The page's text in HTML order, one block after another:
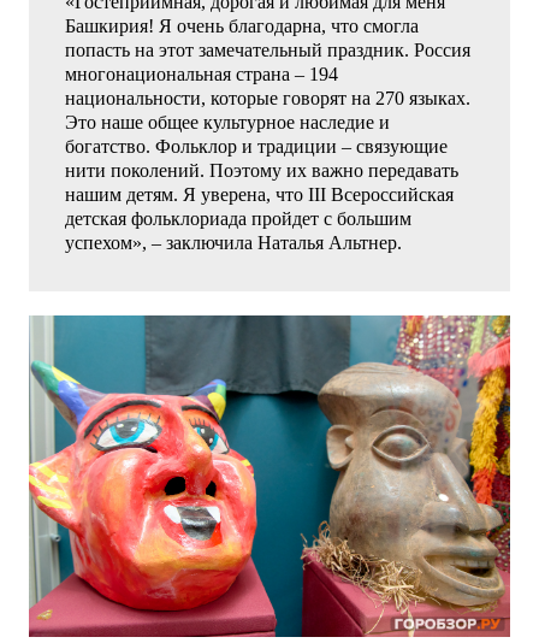
Башкирия! Я очень благодарна, что смогла
попасть на этот замечательный праздник. Россия
многонациональная страна – 194
национальности, которые говорят на 270 языках.
Это наше общее культурное наследие и
богатство. Фольклор и традиции – связующие
нити поколений. Поэтому их важно передавать
нашим детям. Я уверена, что III Всероссийская
детская фольклориада пройдет с большим
успехом», – заключила Наталья Альтнер.